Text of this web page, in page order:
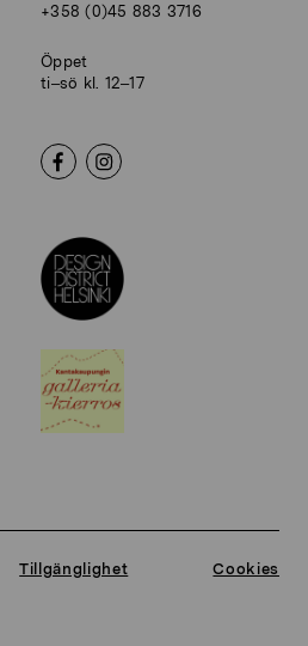
+358 (0)45 883 3716
Öppet
ti–sö kl. 12–17
Tillgänglighet Cookies